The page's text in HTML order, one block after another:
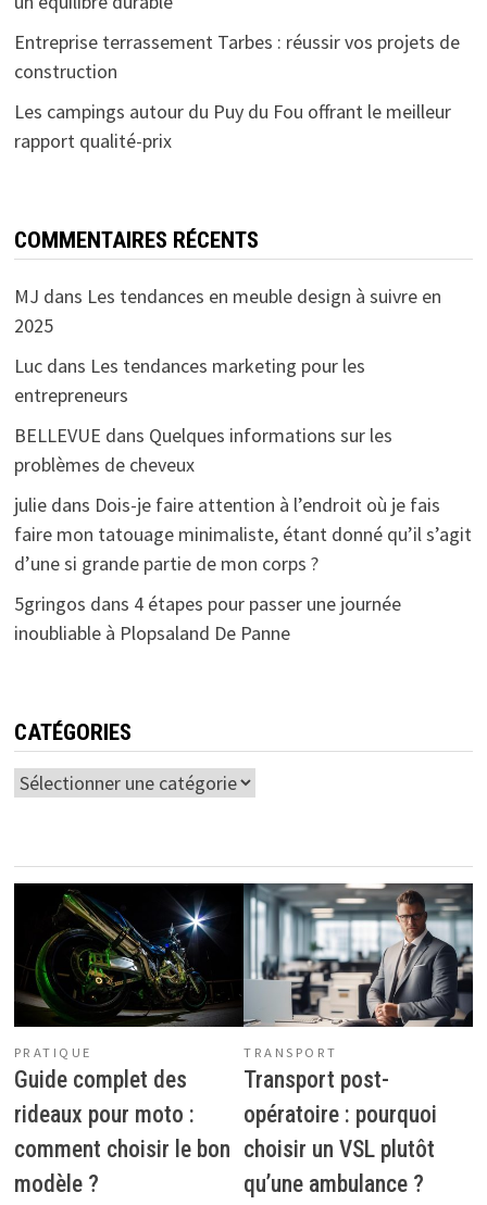
Entreprise terrassement Tarbes : réussir vos projets de
construction
Les campings autour du Puy du Fou offrant le meilleur
rapport qualité-prix
COMMENTAIRES RÉCENTS
MJ dans Les tendances en meuble design à suivre en
2025
Lucdans Les tendances marketing pour les
entrepreneurs
BELLEVUE dans Quelques informations sur les
problèmes de cheveux
juliedans Dois-je faire attention à l’endroit où je fais
faire mon tatouage minimaliste, étant donné qu’il s’agit
d’une si grande partie de mon corps ?
5gringos dans 4 étapes pour passer une journée
inoubliable à Plopsaland De Panne
CATÉGORIES
Catégories
PRATIQUE
Guide complet des
rideaux pour moto :
comment choisir le bon
modèle ?
TRANSPORT
Transport post-
opératoire : pourquoi
choisir un VSL plutôt
qu’une ambulance ?